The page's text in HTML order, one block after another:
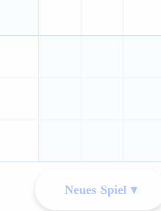
Neues Spiel ▾